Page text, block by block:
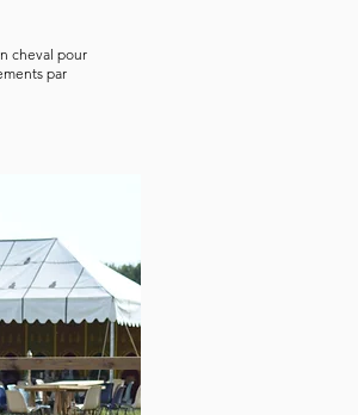
cheval pour
par